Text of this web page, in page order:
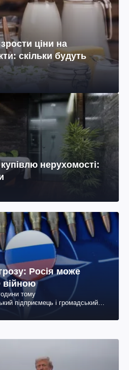
ціни на
скільки будуть
нерухомості:
Росія може
війною
тому
підприємець і громадський